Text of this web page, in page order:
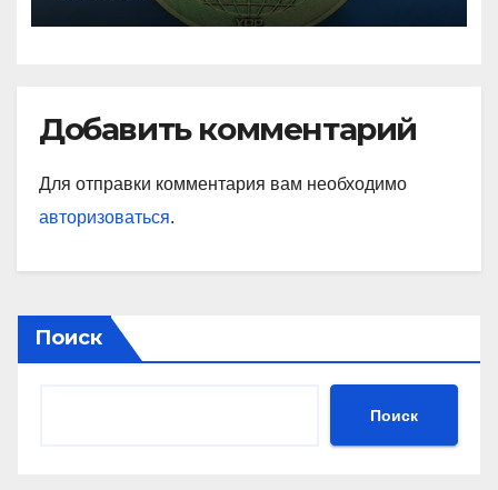
Добавить комментарий
Для отправки комментария вам необходимо
авторизоваться.
Поиск
Поиск